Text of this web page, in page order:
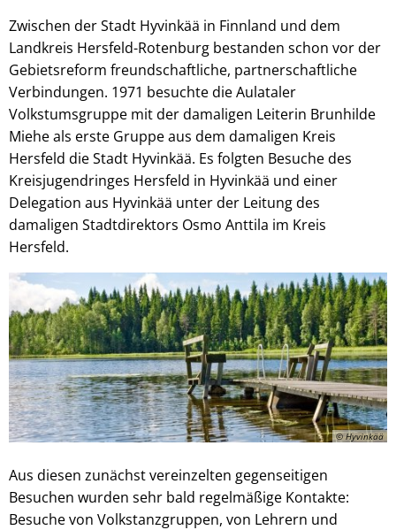
© DenisProduction.com - stock.adobe.com
Zwischen der Stadt Hyvinkää in Finnland und dem
Landkreis Hersfeld-Rotenburg bestanden schon vor der
Gebietsreform freundschaftliche, partnerschaftliche
Verbindungen. 1971 besuchte die Aulataler
Volkstumsgruppe mit der damaligen Leiterin Brunhilde
Miehe als erste Gruppe aus dem damaligen Kreis
Hersfeld die Stadt Hyvinkää. Es folgten Besuche des
Kreisjugendringes Hersfeld in Hyvinkää und einer
Delegation aus Hyvinkää unter der Leitung des
damaligen Stadtdirektors Osmo Anttila im Kreis
Hersfeld.
© Hyvinkää
Aus diesen zunächst vereinzelten gegenseitigen
Besuchen wurden sehr bald regelmäßige Kontakte:
Besuche von Volkstanzgruppen, von Lehrern und